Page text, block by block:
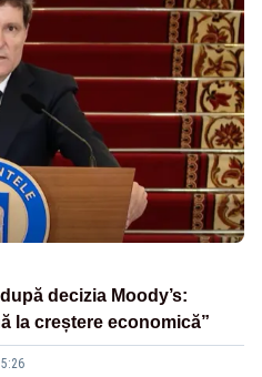
decizia Moody’s:
la creștere economică”